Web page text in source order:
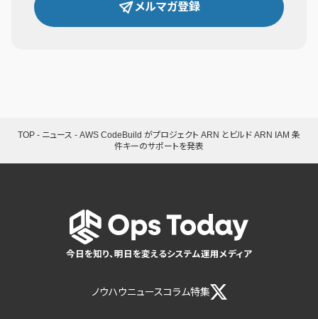
メルマガ登録
TOP - ニュース - AWS CodeBuild がプロジェクト ARN とビルド ARN IAM 条
件キーのサポートを発表
今日を知り、明日を変えるシステム運用メディア
ノウハウニュースコラム特集